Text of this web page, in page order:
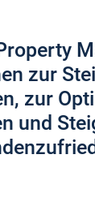
zur
zur
und